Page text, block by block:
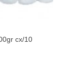
cx/10